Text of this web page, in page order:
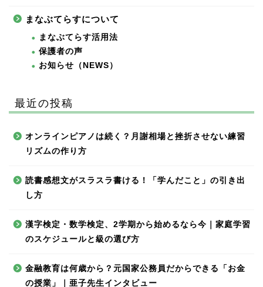
まなぶてらすについて
まなぶてらす活用法
保護者の声
お知らせ（NEWS）
最近の投稿
オンラインピアノは続く？月謝相場と挫折させない練習
リズムの作り方
読書感想文がスラスラ書ける！「学んだこと」の引き出
し方
漢字検定・数学検定、2学期から始めるなら今｜家庭学習
のスケジュールと級の選び方
金融教育は何歳から？元国家公務員だからできる「お金
の授業」｜亜子先生インタビュー